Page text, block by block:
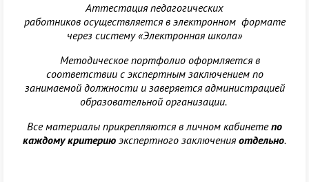
Аттестация педагогических
работников осуществляется в электронном формате
через систему «Электронная школа»
Методическое портфолио оформляется в
соответствии с экспертным заключением по
занимаемой должности и заверяется администрацией
образовательной организации.
Все материалы прикрепляются в личном кабинетепо
каждому критерию экспертного заключенияотдельно.